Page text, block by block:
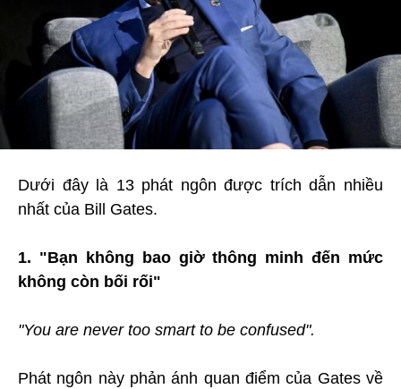
Dưới đây là 13 phát ngôn được trích dẫn nhiều
nhất của Bill Gates.
1. "Bạn không bao giờ thông minh đến mức
không còn bối rối"
"You are never too smart to be confused".
Phát ngôn này phản ánh quan điểm của Gates về